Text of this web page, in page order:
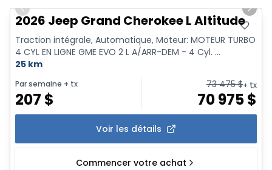
Previous slide
Next
2026 Jeep Grand Cherokee L Altitude
Traction intégrale, Automatique, Moteur: MOTEUR TURBO
4 CYL EN LIGNE GME EVO 2 L A/ARR-DEM - 4 Cyl. ...
25 km
Par semaine + tx
207 $
73 475$+ tx
70 975$
Voir les détails
Commencer votre achat